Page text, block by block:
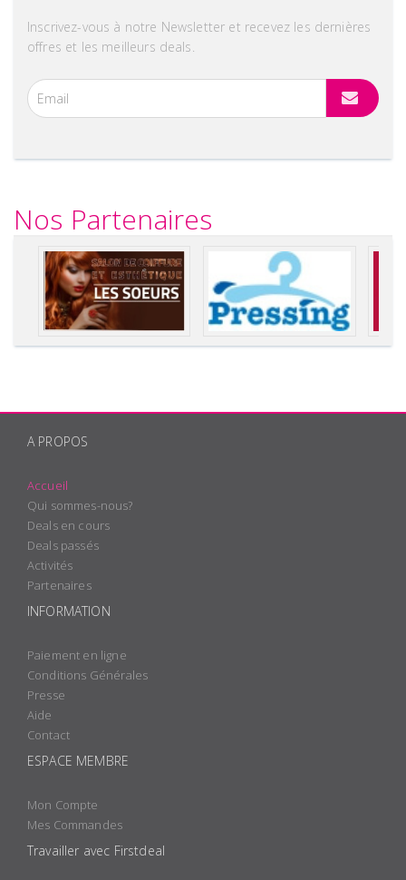
Inscrivez-vous à notre Newsletter et recevez les dernières
offres et les meilleurs deals.
Nos Partenaires
A PROPOS
Accueil
Qui sommes-nous?
Deals en cours
Deals passés
Activités
Partenaires
INFORMATION
Paiement en ligne
Conditions Générales
Presse
Aide
Contact
ESPACE MEMBRE
Mon Compte
Mes Commandes
Travailler avec Firstdeal